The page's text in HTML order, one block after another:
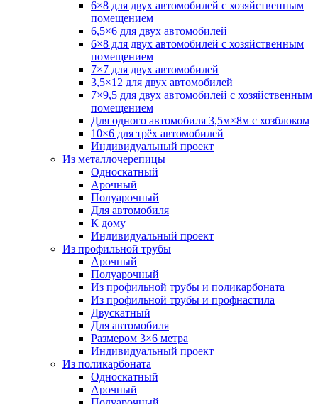
6×8 для двух автомобилей с хозяйственным
помещением
6,5×6 для двух автомобилей
6×8 для двух автомобилей с хозяйственным
помещением
7×7 для двух автомобилей
3,5×12 для двух автомобилей
7×9,5 для двух автомобилей с хозяйственным
помещением
Для одного автомобиля 3,5м×8м с хозблоком
10×6 для трёх автомобилей
Индивидуальный проект
Из металлочерепицы
Односкатный
Арочный
Полуарочный
Для автомобиля
К дому
Индивидуальный проект
Из профильной трубы
Арочный
Полуарочный
Из профильной трубы и поликарбоната
Из профильной трубы и профнастила
Двускатный
Для автомобиля
Размером 3×6 метра
Индивидуальный проект
Из поликарбоната
Односкатный
Арочный